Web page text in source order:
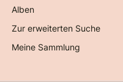
Alben
Zur erweiterten Suche
Meine Sammlung